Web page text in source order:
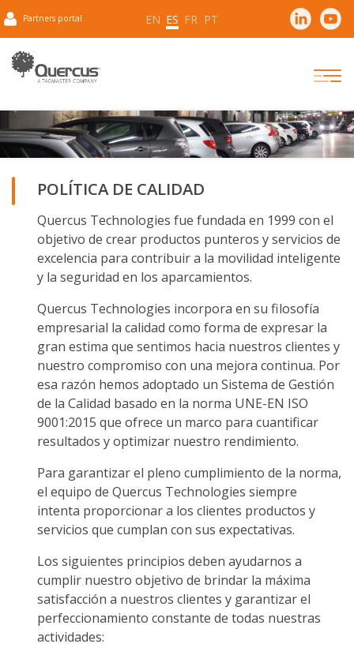
Partners portal EN ES FR PT
POLÍTICA DE CALIDAD
Quercus Technologies fue fundada en 1999 con el
objetivo de crear productos punteros y servicios de
excelencia para contribuir a la movilidad inteligente
y la seguridad en los aparcamientos.
Quercus Technologies incorpora en su filosofía
empresarial la calidad como forma de expresar la
gran estima que sentimos hacia nuestros clientes y
nuestro compromiso con una mejora continua. Por
esa razón hemos adoptado un Sistema de Gestión
de la Calidad basado en la norma UNE-EN ISO
9001:2015 que ofrece un marco para cuantificar
resultados y optimizar nuestro rendimiento.
Para garantizar el pleno cumplimiento de la norma,
el equipo de Quercus Technologies siempre
intenta proporcionar a los clientes productos y
servicios que cumplan con sus expectativas.
Los siguientes principios deben ayudarnos a
cumplir nuestro objetivo de brindar la máxima
satisfacción a nuestros clientes y garantizar el
perfeccionamiento constante de todas nuestras
actividades: